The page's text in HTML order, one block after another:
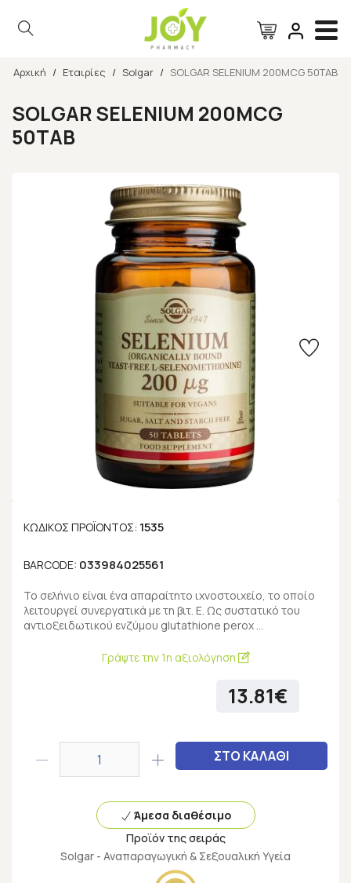
Αρχική / Εταιρίες / Solgar / SOLGAR SELENIUM 200MCG 50TAB
SOLGAR SELENIUM 200MCG
50TAB
ΚΩΔΙΚΌΣ ΠΡΟΪΌΝΤΟΣ: 1535
BARCODE: 033984025561
To σελήνιο είναι ένα απαραίτητο ιχνοστοιχείο, το οποίο
λειτουργεί συνεργατικά με τη βιτ. Ε. Ως συστατικό του
αντιοξειδωτικού ενζύμου glutathione perox …
Γράψτε την 1η αξιολόγηση
13.81€
ΣΤΟ ΚΑΛΑΘΙ
Άμεσα διαθέσιμο
Προϊόν της σειράς
Solgar - Αναπαραγωγική & Σεξουαλική Υγεία